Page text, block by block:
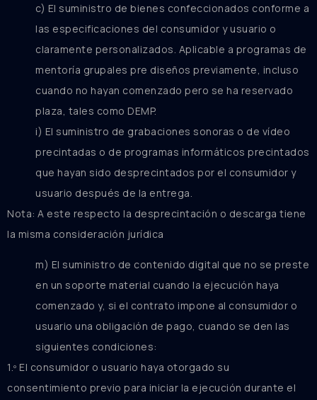
c) El suministro de bienes confeccionados conforme a
las especificaciones del consumidor y usuario o
claramente personalizados. Aplicable a programas de
mentoría grupales pre diseños previamente, incluso
cuando no hayan comenzado pero se ha reservado
plaza, tales como DEMP.
i) El suministro de grabaciones sonoras o de vídeo
precintadas o de programas informáticos precintados
que hayan sido desprecintados por el consumidor y
usuario después de la entrega.
Nota: A este respecto la desprecintación o descarga tiene
la misma consideración jurídica
m) El suministro de contenido digital que no se preste
en un soporte material cuando la ejecución haya
comenzado y, si el contrato impone al consumidor o
usuario una obligación de pago, cuando se den las
siguientes condiciones:
1.º El consumidor o usuario haya otorgado su
consentimiento previo para iniciar la ejecución durante el